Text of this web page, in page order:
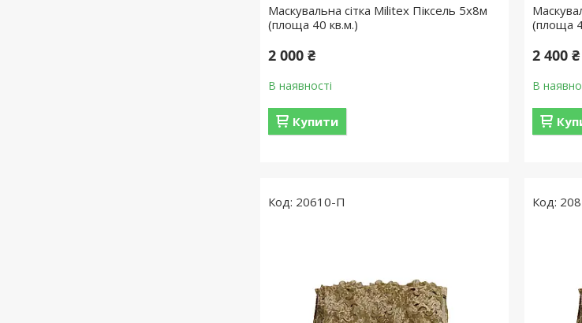
Маскувальна сітка Militex Піксель 5х8м
(площа 40 кв.м.)
2 000 ₴
В наявності
Купити
(площа
2 400 ₴
В
20610-П